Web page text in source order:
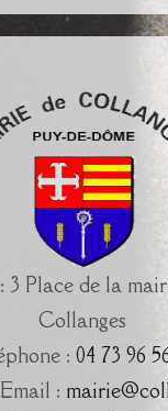
3 Place de la
Collanges
: 04 73 96
: